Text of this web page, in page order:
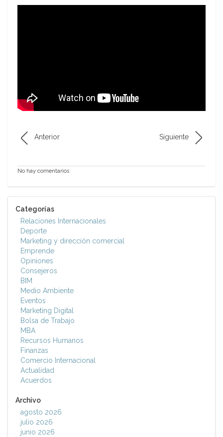
Anterior Siguiente
No hay comentarios
Categorías
Relaciones Internacionales
Deporte
Marketing y dirección comercial
Emprende
Opiniones
Consejeros
BIM
Medio Ambiente
Eventos
Marketing Digital
Bolsa de Trabajo
MBA
Recursos Humanos
Finanzas
Comercio Internacional
Actualidad
Acuerdos
Archivo
agosto 2026
julio 2026
junio 2026